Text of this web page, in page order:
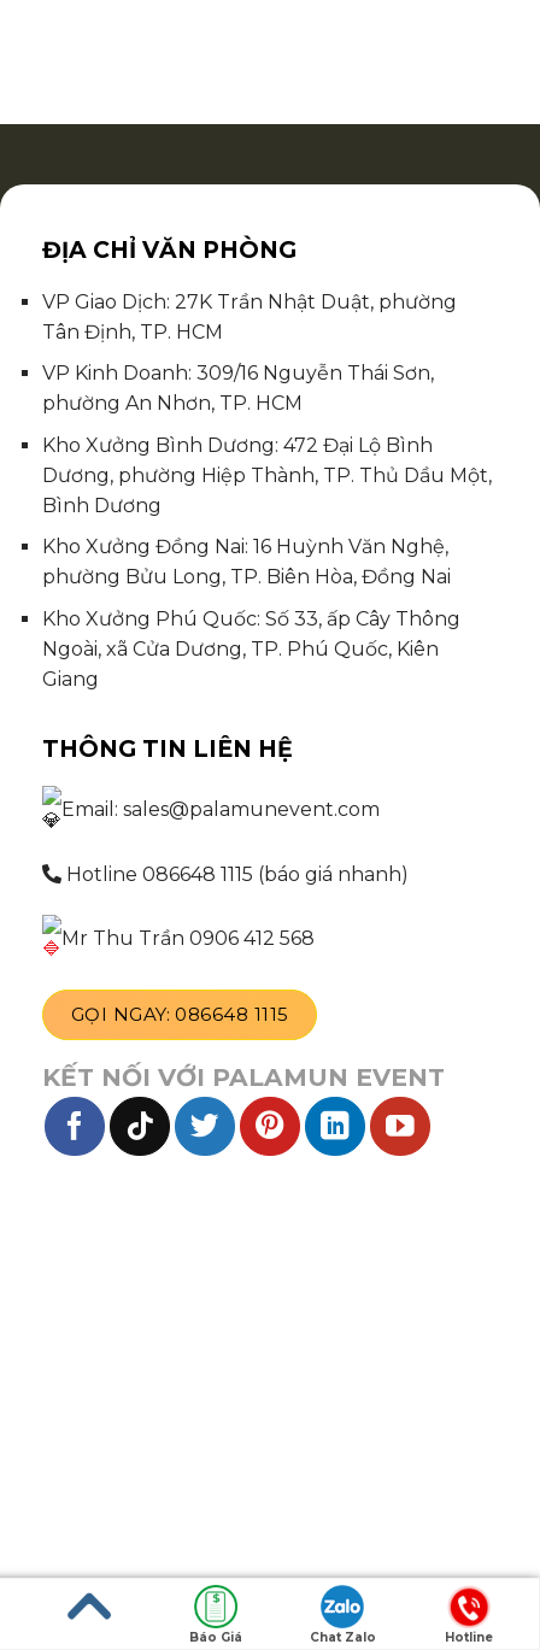
ĐỊA CHỈ VĂN PHÒNG
VP Giao Dịch: 27K Trần Nhật Duật, phường
Tân Định, TP. HCM
VP Kinh Doanh: 309/16 Nguyễn Thái Sơn,
phường An Nhơn, TP. HCM
Kho Xưởng Bình Dương: 472 Đại Lộ Bình
Dương, phường Hiệp Thành, TP. Thủ Dầu Một,
Bình Dương
Kho Xưởng Đồng Nai: 16 Huỳnh Văn Nghệ,
phường Bửu Long, TP. Biên Hòa, Đồng Nai
Kho Xưởng Phú Quốc: Số 33, ấp Cây Thông
Ngoài, xã Cửa Dương, TP. Phú Quốc, Kiên
Giang
THÔNG TIN LIÊN HỆ
Email: sales@palamunevent.com
Hotline 086648 1115 (báo giá nhanh)
Mr Thu Trần 0906 412 568
GỌI NGAY: 086648 1115
KẾT NỐI VỚI PALAMUN EVENT
Hotline
Chat Zalo
Báo Giá